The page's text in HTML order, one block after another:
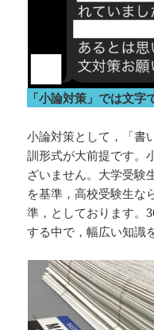
「小論対策」では文字
小論対策として，「書
訓形式が大前提です。
ざいません。大学受験
を基準，高校受験生な
準，としております。
する中で，幅広い知識